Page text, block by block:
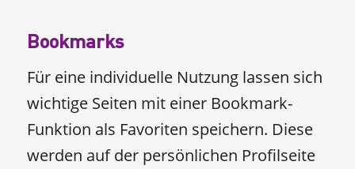
Bookmarks
Für eine individuelle Nutzung lassen sich
wichtige Seiten mit einer Bookmark-
Funktion als Favoriten speichern. Diese
werden auf der persönlichen Profilseite